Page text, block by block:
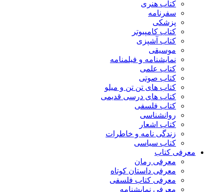
کتاب هنری
سفرنامه
پزشکی
کتاب کامپیوتر
کتاب آشپزی
موسیقی
نمایشنامه و فیلمنامه
کتاب علمی
کتاب صوتی
کتاب های تن تن و میلو
کتاب های درسی قدیمی
کتاب فلسفی
روانشناسی
کتاب اشعار
زندگی نامه و خاطرات
کتاب سیاسی
معرفی کتاب
معرفی رمان
معرفی داستان کوتاه
معرفی کتاب فلسفی
معرفی نمایشنامه